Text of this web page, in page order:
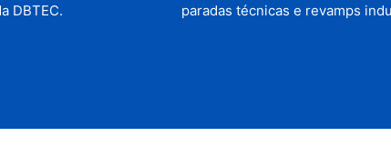
DBTEC.
paradas técnicas e revamps